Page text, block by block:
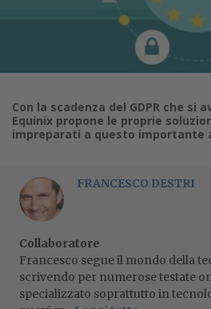
Con la scadenza del GDPR che si
Equinix propone le proprie
impreparati a questo importante
FRANCESCO DESTRI
Collaboratore
Francesco segue il mondo della
scrivendo per numerose testate
specializzato soprattutto in